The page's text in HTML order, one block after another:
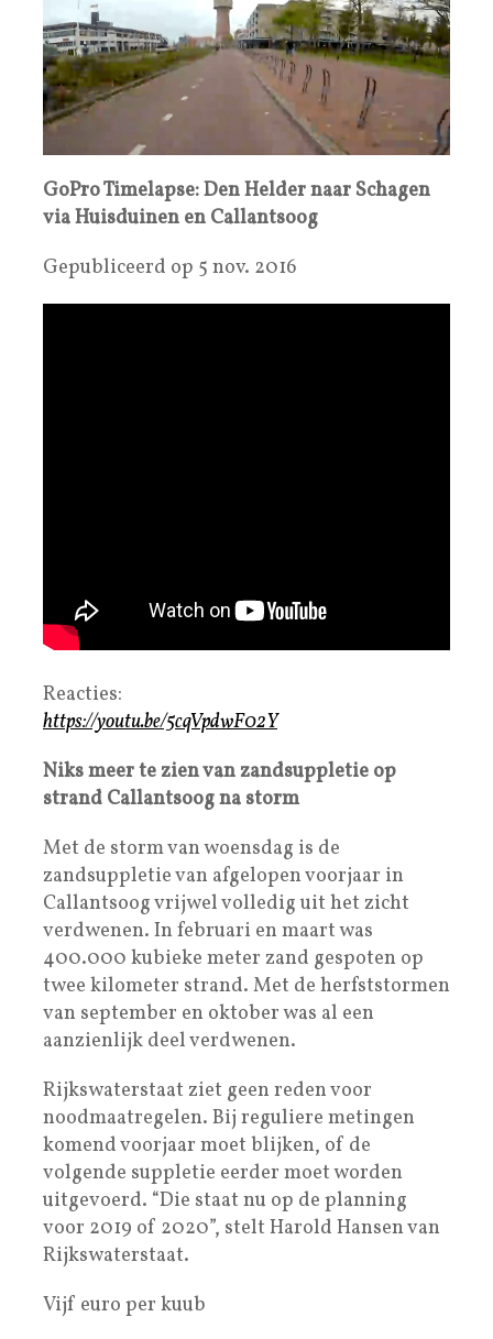
GoPro Timelapse: Den Helder naar Schagen
via Huisduinen en Callantsoog
Gepubliceerd op 5 nov. 2016
Reacties:
https://youtu.be/5cqVpdwF02Y
Niks meer te zien van zandsuppletie op
strand Callantsoog na storm
Met de storm van woensdag is de
zandsuppletie van afgelopen voorjaar in
Callantsoog vrijwel volledig uit het zicht
verdwenen. In februari en maart was
400.000 kubieke meter zand gespoten op
twee kilometer strand. Met de herfststormen
van september en oktober was al een
aanzienlijk deel verdwenen.
Rijkswaterstaat ziet geen reden voor
noodmaatregelen. Bij reguliere metingen
komend voorjaar moet blijken, of de
volgende suppletie eerder moet worden
uitgevoerd. “Die staat nu op de planning
voor 2019 of 2020”, stelt Harold Hansen van
Rijkswaterstaat.
Vijf euro per kuub